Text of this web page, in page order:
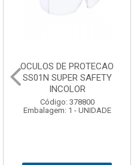
OCULOS DE PROTECAO
SS01N SUPER SAFETY
INCOLOR
Código: 378800
Embalagem: 1 - UNIDADE